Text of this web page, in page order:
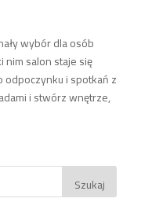
wybór dla osób
nim salon staje się
i spotkań z
i stwórz wnętrze,